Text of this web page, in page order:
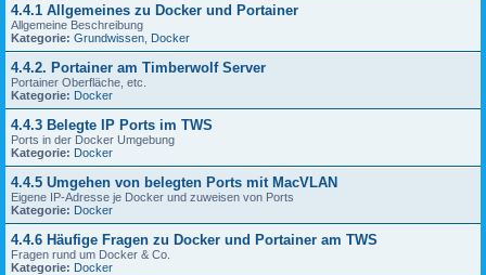
4.4.1 Allgemeines zu Docker und Portainer
Allgemeine Beschreibung
Kategorie: Grundwissen Docker
4.4.2. Portainer am Timberwolf Server
Portainer Oberfläche, etc.
Kategorie: Docker
4.4.3 Belegte IP Ports im TWS
Ports in der Docker Umgebung
Kategorie: Docker
4.4.5 Umgehen von belegten Ports mit MacVLAN
Eigene IP-Adresse je Docker und zuweisen von Ports
Kategorie: Docker
4.4.6 Häufige Fragen zu Docker und Portainer am TWS
Fragen rund um Docker & Co.
Kategorie: Docker